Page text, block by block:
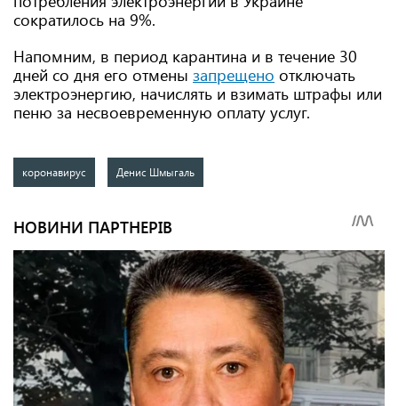
сократилось на 9%.
Напомним, в период карантина и в течение 30
дней со дня его отмены запрещено отключать
электроэнергию, начислять и взимать штрафы или
пеню за несвоевременную оплату услуг.
коронавирус Денис Шмыгаль